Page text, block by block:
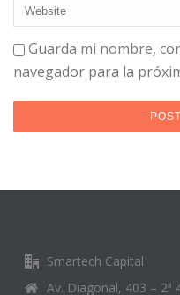
Guarda mi nombre,
navegador para la
Smartech Capital
Av. Diagonal, 403 – 2ª